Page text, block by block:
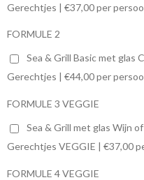
Gerechtjes | €37,00 per
FORMULE 2
Sea & Grill Basic met glas
Gerechtjes | €44,00 per
FORMULE 3 VEGGIE
Sea & Grill met glas Wijn
Gerechtjes VEGGIE | €37,00
FORMULE 4 VEGGIE